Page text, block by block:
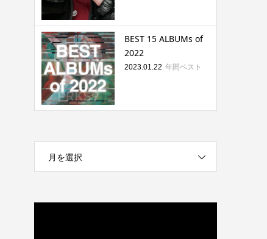
BEST 15 ALBUMs of
2022
2023.01.22 年間ベスト
月を選択